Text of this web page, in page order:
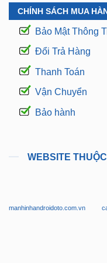
CHÍNH SÁCH MUA
Bảo Mật Thông
Đổi Trả Hàng
Thanh Toán
Vận Chuyển
Bảo hành
WEBSITE
manhinhandroidoto.com.vn